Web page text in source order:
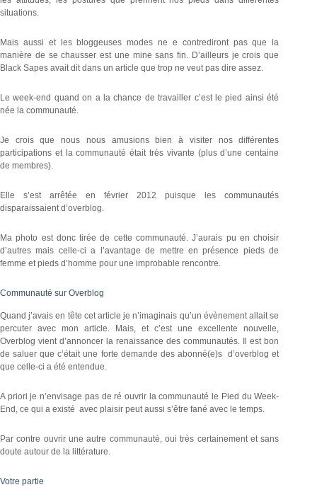
situations.
Mais aussi et les bloggeuses modes ne e contrediront pas que la
manière de se chausser est une mine sans fin. D’ailleurs je crois que
Black Sapes avait dit dans un article que trop ne veut pas dire assez.
Le week-end quand on a la chance de travailler c’est le pied ainsi été
née la communauté.
Je crois que nous nous amusions bien à visiter nos différentes
participations et la communauté était très vivante (plus d’une centaine
de membres).
Elle s’est arrêtée en février 2012 puisque les communautés
disparaissaient d’overblog.
Ma photo est donc tirée de cette communauté. J’aurais pu en choisir
d’autres mais celle-ci a l’avantage de mettre en présence pieds de
femme et pieds d’homme pour une improbable rencontre.
Communauté sur Overblog
Quand j’avais en tête cet article je n’imaginais qu’un évènement allait se
percuter avec mon article. Mais, et c’est une excellente nouvelle,
Overblog vient d’annoncer la renaissance des communautés. Il est bon
de saluer que c’était une forte demande des abonné(e)s d’overblog et
que celle-ci a été entendue.
A priori je n’envisage pas de ré ouvrir la communauté le Pied du Week-
End, ce qui a existé avec plaisir peut aussi s’être fané avec le temps.
Par contre ouvrir une autre communauté, oui très certainement et sans
doute autour de la littérature.
Votre partie